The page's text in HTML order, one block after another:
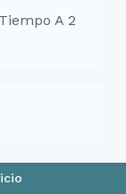
A 2